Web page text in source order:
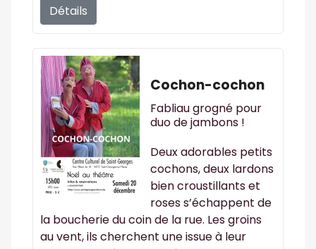
Détails
Cochon-cochon
Fabliau grogné pour
duo de jambons !
Deux adorables petits
cochons, deux lardons
bien croustillants et
roses s’échappent de
la boucherie du coin de la rue. Les groins
au vent, ils cherchent une issue à leur